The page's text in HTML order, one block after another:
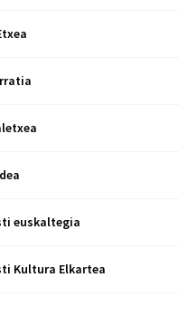
euskaltegia
Kultura Elkartea